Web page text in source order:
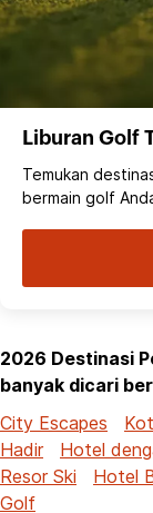
Liburan Golf
Temukan
bermain golf
2026 Destinasi
banyak dicari
City Escapes
Hadir
Hotel
Resor Ski
Hotel
Golf